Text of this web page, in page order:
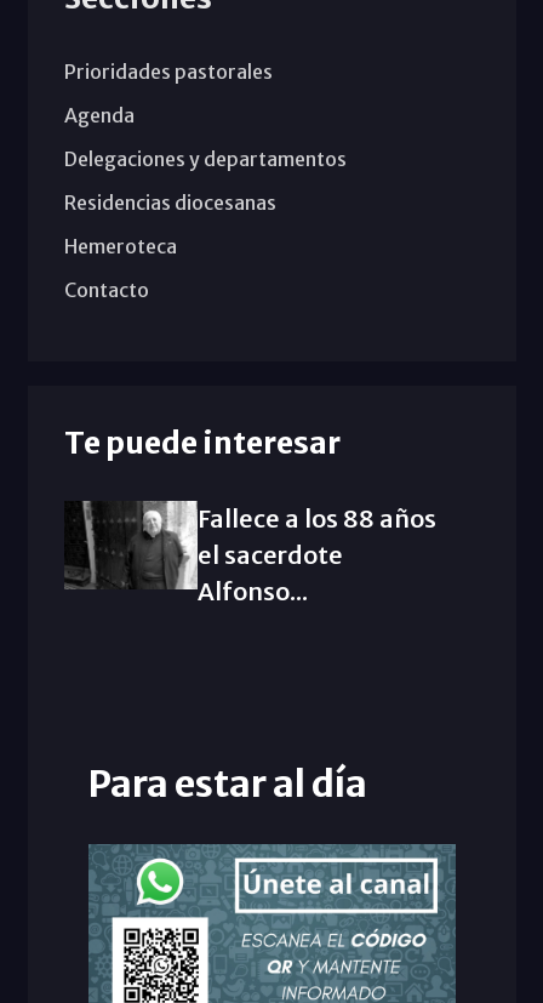
Prioridades pastorales
Agenda
Delegaciones y departamentos
Residencias diocesanas
Hemeroteca
Contacto
Te puede interesar
Fallece a los 88 años
el sacerdote
Alfonso...
Para estar al día